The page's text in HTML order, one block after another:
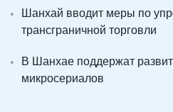
Шанхай вводит меры по
трансграничной торговли
В Шанхае поддержат
микросериалов